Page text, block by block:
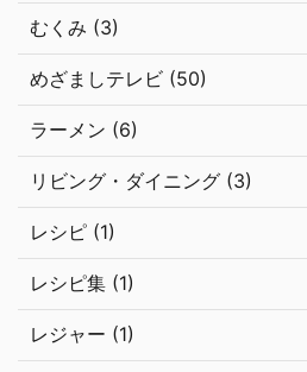
むくみ (3)
めざましテレビ (50)
ラーメン (6)
リビング・ダイニング (3)
レシピ (1)
レシピ集 (1)
レジャー (1)